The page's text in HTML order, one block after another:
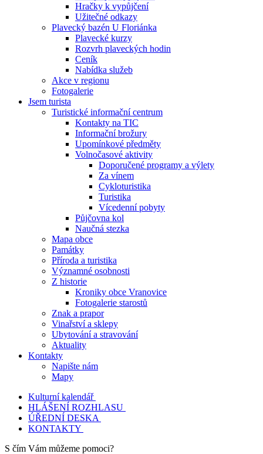
Hračky k vypůjčení
Užitečné odkazy
Plavecký bazén U Floriánka
Plavecké kurzy
Rozvrh plaveckých hodin
Ceník
Nabídka služeb
Akce v regionu
Fotogalerie
Jsem turista
Turistické informační centrum
Kontakty na TIC
Informační brožury
Upomínkové předměty
Volnočasové aktivity
Doporučené programy a výlety
Za vínem
Cykloturistika
Turistika
Vícedenní pobyty
Půjčovna kol
Naučná stezka
Mapa obce
Památky
Příroda a turistika
Významné osobnosti
Z historie
Kroniky obce Vranovice
Fotogalerie starostů
Znak a prapor
Vinařství a sklepy
Ubytování a stravování
Aktuality
Kontakty
Napište nám
Mapy
Kulturní kalendář
HLÁŠENÍ ROZHLASU
ÚŘEDNÍ DESKA
KONTAKTY
S čím Vám můžeme pomoci?